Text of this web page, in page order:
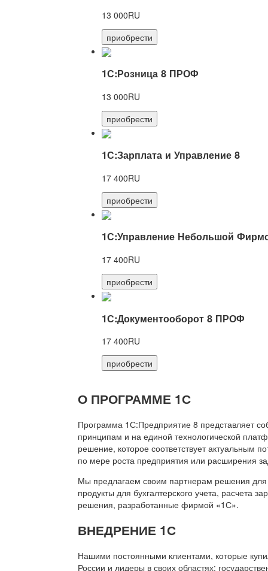
13 000RU
приобрести
1С:Розница 8 ПРОФ
13 000RU
приобрести
1С:Зарплата и Управление 8
17 400RU
приобрести
1С:Управление Небольшой
17 400RU
приобрести
1С:Документооборот 8 ПРОФ
17 400RU
приобрести
О ПРОГРАММЕ 1С
Программа 1С:Предприятие 8 представляет
принципам и на единой технологической
решение, которое соответствует актуальным
по мере роста предприятия или расширения
Мы предлагаем своим партнерам решения для
продукты для бухгалтерского учета, расчета
решения, разработанные фирмой «1С».
ВНЕДРЕНИЕ 1С
Нашими постоянными клиентами, которые
России и лидеры в своих областях: